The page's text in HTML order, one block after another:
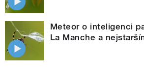
Meteor o inteligenci
La Manche a